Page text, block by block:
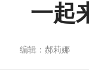
一起
编辑：郝莉娜